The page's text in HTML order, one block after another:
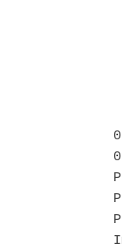
BANDO DI GARA
 
   SEZIONE I: AMMINISTRAZIONE AGGIUDICATRICE
   I.1) DENOMINAZIONE, INDIRIZZI E PUNTI DI CONTATTO
   Denominazione ufficiale: ANAS S.p.A. - DIREZIONE